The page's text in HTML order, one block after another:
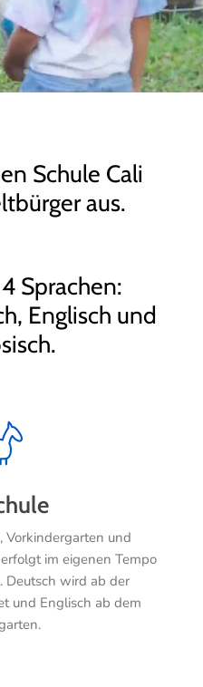
Schule Cali
aus.
Sprachen:
Englisch und
Vorkindergarten und
im eigenen Tempo
Deutsch wird ab der
und Englisch ab dem